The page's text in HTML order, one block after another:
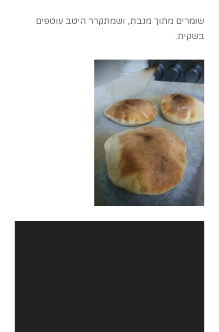
שומרים מתוך מגבת, ושמתקרר היטב עוטפים
בשקית.